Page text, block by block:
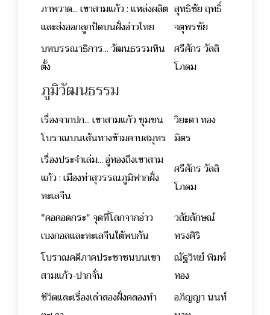
ภาพวาด... เขาสามแก้ว : แหล่งผลิต
และส่งออกลูกปัดบนฝั่งอ่าวไทย
สุทธิชัย ฤทธิ์
จตุพรชัย
บทบรรณาธิการ... วัฒนธรรมหิน
ตั้ง
ศรีศักร วัลลิ
โภดม
ภูมิวัฒนธรรม
เรื่องจากปก... เขาสามแก้ว ชุมชน
โบราณบนเส้นทางข้ามคาบสมุทร
วิยะดา ทอง
มิตร
เรื่องประจำเล่ม... อู่ทองถึงเขาสาม
แก้ว : เมืองท่าสุวรรณภูมิฟากฝั่ง
ทะเลจีน
ศรีศักร วัลลิ
โภดม
"คอคอดกระ" จุดที่โลกจากอ่าว
เบงกอลและทะเลจีนใต้พบกัน
วลัยลักษณ์
ทรงศิริ
โบราณคดีภาคประชาชนบนเขา
สามแก้ว-ปากจั่น
ณัฐวิทย์ พิมพ์
ทอง
ชีวิตและเรื่องเล่าสองฝั่งคลองทำ
อภิญญา นนท์